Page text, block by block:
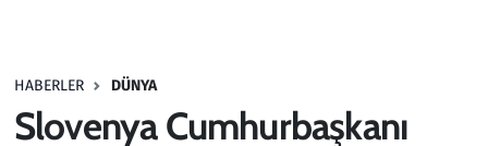
HABERLER DÜNYA
Slovenya Cumhurbaşkanı
Haber